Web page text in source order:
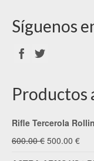
Síguenos
Productos
Rifle Tercerola
600.00€ El
precio
500.00 €El